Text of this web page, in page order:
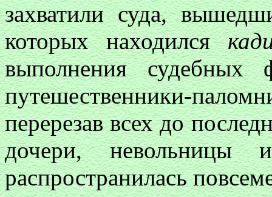
захватили суда,
которых находился
выполнения
путешественники-
перерезав всех до
дочери,
распространилась